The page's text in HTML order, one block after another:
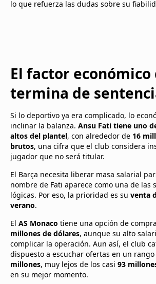
lo que refuerza las dudas sobre su
El factor económico
termina de
Si lo deportivo ya era complicado, lo
inclinar la balanza. Ansu Fati tiene uno
altos del plantel, con alrededor de 16
brutos, una cifra que el club considera
jugador que no será titular.
El Barça necesita liberar masa salarial
nombre de Fati aparece como una de las
lógicas. Por eso, la prioridad es su venta
verano.
El AS Monaco tiene una opción de
millones de dólares, aunque su alto
complicar la operación. Aun así, el club
dispuesto a escuchar ofertas en un
millones, muy lejos de los casi 93
en su mejor momento.